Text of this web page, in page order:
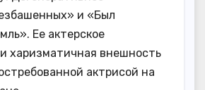
и «Был
Ее актерское
харизматичная внешность
актрисой на